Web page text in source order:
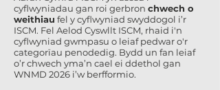
cyflwyniadau gan roi gerbron chwech o
weithiau fel y cyflwyniad swyddogol i’r
ISCM. Fel Aelod Cyswllt ISCM, rhaid i'n
cyflwyniad gwmpasu o leiaf pedwar o'r
categorïau penodedig. Bydd un fan leiaf
o’r chwech yma’n cael ei ddethol gan
WNMD 2026 i’w berfformio.